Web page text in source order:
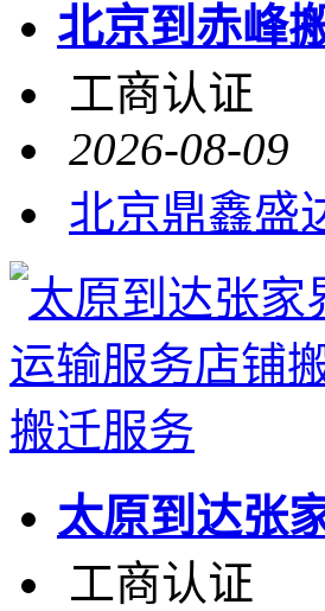
北京到赤峰
工商认证
2026-08-09
北京鼎鑫盛
太原到达张
工商认证